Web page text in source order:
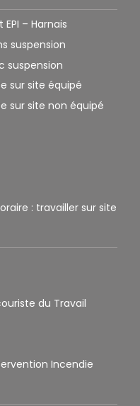
– Harnais
suspension
suspension
sur site équipé
sur site non équipé
: travailler sur site
du Travail
Incendie